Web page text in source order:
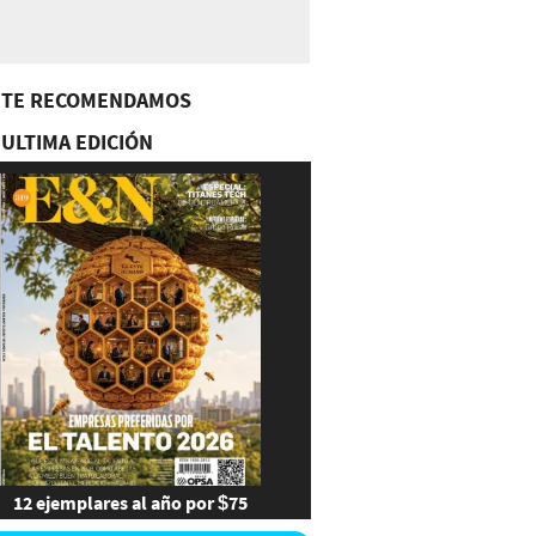
TE RECOMENDAMOS
ULTIMA EDICIÓN
12 ejemplares al año por $75